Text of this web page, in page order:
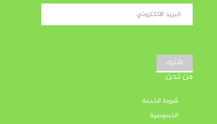
اشترك
من نحن
شروط الخدمة
الخصوصية